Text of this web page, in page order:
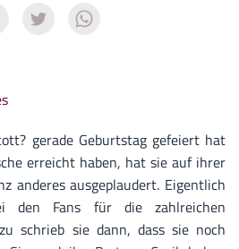
gerade Geburtstag gefeiert hat
erreicht haben, hat sie auf ihrer
anderes ausgeplaudert. Eigentlich
den Fans für die zahlreichen
schrieb sie dann, dass sie noch